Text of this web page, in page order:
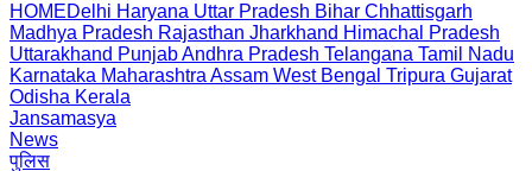
HOMEDelhi Haryana Uttar Pradesh Bihar Chhattisgarh
Madhya Pradesh Rajasthan Jharkhand Himachal Pradesh
Uttarakhand PunjabAndhra Pradesh Telangana Tamil Nadu
Karnataka Maharashtra Assam West Bengal Tripura Gujarat
Odisha Kerala
Jansamasya
News
पुलिस